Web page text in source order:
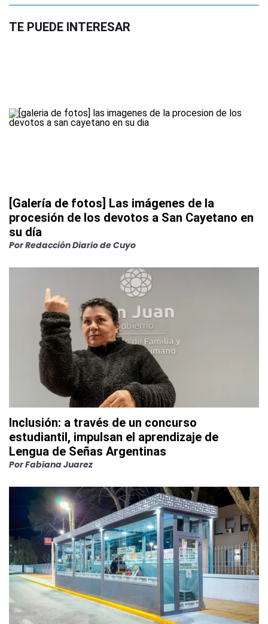
TE PUEDE INTERESAR
[Galería de fotos] Las imágenes de la
procesión de los devotos a San Cayetano en
su día
PorRedacción Diario de Cuyo
Inclusión: a través de un concurso
estudiantil, impulsan el aprendizaje de
Lengua de Señas Argentinas
PorFabiana Juarez